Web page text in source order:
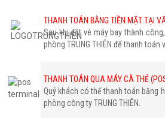
THANH TOÁN BẰNG TIỀN MẶT TẠI
Sau khi đặt vé máy bay thành
phòng TRUNG THIÊN để thanh toán
THANH TOÁN QUA MÁY CÀ THẺ
Quý khách có thể thanh toán bằng
phòng công ty TRUNG THIÊN.